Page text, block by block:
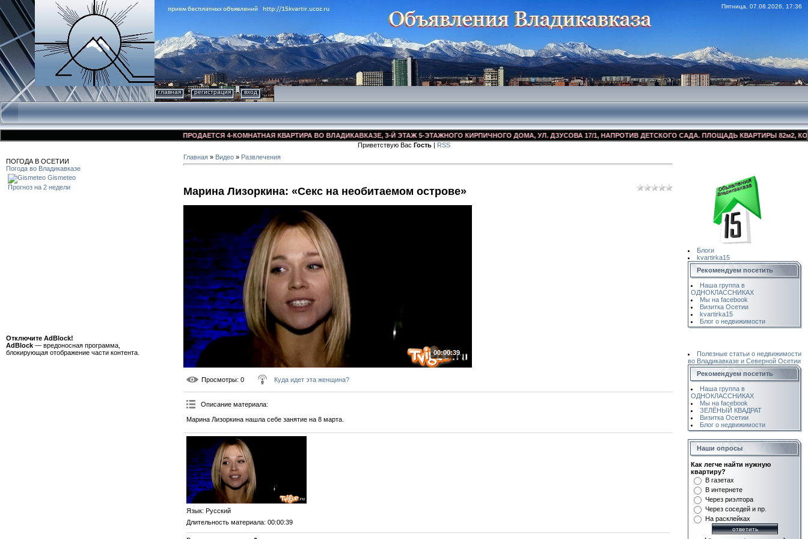
Пятница, 07.08.2026, 17:36
главная регистрация вход
ПРОДАЕТСЯ 4-КОМНАТНАЯ КВАРТИРА ВО ВЛАДИКАВКАЗЕ, 3-Й ЭТАЖ 5-ЭТАЖНОГО КИРПИЧНОГО ДОМА, УЛ. ДЗУСОВА 17/1, НАПРОТИВ ДЕТСКОГО САДА. ПЛОЩАДЬ КВАРТИРЫ 82м2,
Приветствую Вас Гость | RSS
ПОГОДА В ОСЕТИИ
Погода во Владикавказе
Gismeteo
Прогноз на 2 недели
Отключите AdBlock!
AdBlock — вредоносная программа,
блокирующая отображение части контента.
Главная » Видео » Развлечения
Марина Лизоркина: «Секс на необитаемом острове»
00:00:39
Просмотры: 0 Куда идет эта женщина?
Описание материала:
Марина Лизоркина нашла себе занятие на 8 марта.
Язык: Русский
Длительность материала: 00:00:39
Блоги
kvartirka15
Рекомендуем посетить
Наша группа в
ОДНОКЛАССНИКАХ
Мы на facebook
Визитка Осетии
kvartirka15
Блог о недвижимости
Полезные статьи о недвижимости
во Владикавказе и Северной Осетии
Рекомендуем посетить
Наша группа в
ОДНОКЛАССНИКАХ
Мы на facebook
ЗЕЛЁНЫЙ КВАДРАТ
Визитка Осетии
Блог о недвижимости
Наши опросы
Как легче найти нужную
квартиру?
В газетах
В интернете
Через риэлтора
Через соседей и пр.
На расклейках